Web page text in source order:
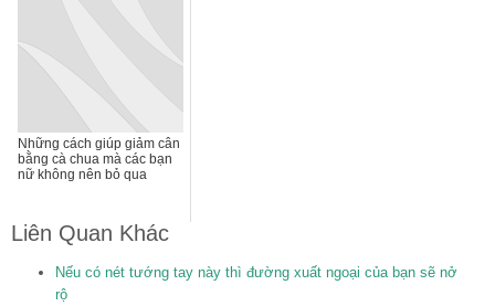
Những cách giúp giảm cân
bằng cà chua mà các bạn
nữ không nên bỏ qua
Liên Quan Khác
Nếu có nét tướng tay này thì đường xuất ngoại của bạn sẽ nở
rộ